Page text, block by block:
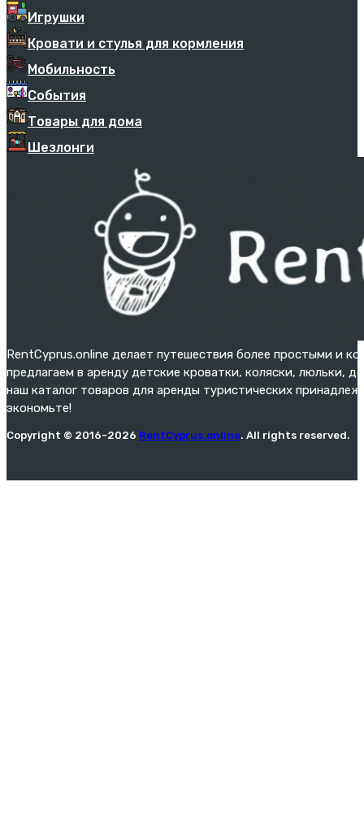
Игрушки
Кровати и стулья для кормления
Мобильность
События
Товары для дома
Шезлонги
RentCyprus.online делает путешествия более простыми и
предлагаем в аренду детские кроватки, коляски, люльки,
наш каталог товаров для аренды туристических
экономьте!
Copyright © 2016-2026 RentCyprus.online. All rights reserved.